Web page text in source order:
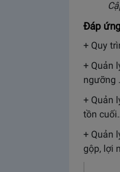
Đáp
+ Quy
+ Quản
ngưỡng
+ Quản
tồn
+ Quản
gộp, lợi